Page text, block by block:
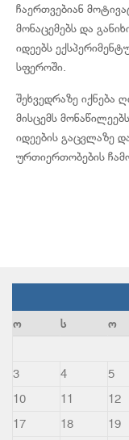
ჩაერთვებიან
მონაცემებს და
იდეებს
სფეროში.
შეხვედრაზე იქნება
მისცემს
იდეების გაცვლაზე
ურთიერთობების
ო
ს ო
3
4 5
10
11 12
17
18 19